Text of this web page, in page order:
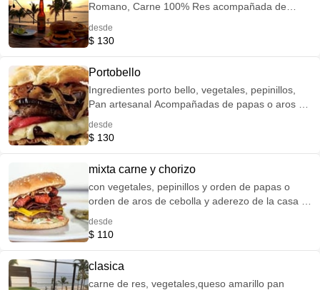
Romano, Carne 100% Res acompañada de
desde
$ 130
Portobello
Ingredientes porto bello, vegetales, pepinillos,
Pan artesanal Acompañadas de papas o aros de
desde
$ 130
mixta carne y chorizo
con vegetales, pepinillos y orden de papas o
orden de aros de cebolla y aderezo de la casa y
desde
$ 110
clasica
carne de res, vegetales,queso amarillo pan